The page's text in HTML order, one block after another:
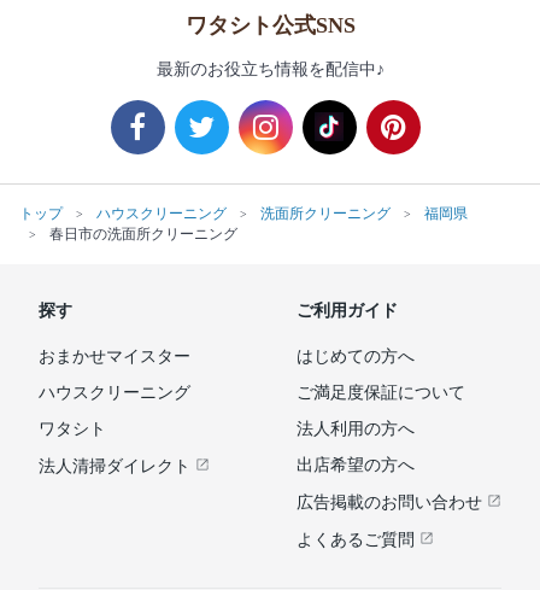
ワタシト公式SNS
最新のお役立ち情報を配信中♪
トップ ハウスクリーニング 洗面所クリーニング
福岡県
春日市の洗面所クリーニング
探す
おまかせマイスター
ハウスクリーニング
ワタシト
法人清掃ダイレクト
ご利用ガイド
はじめての方へ
ご満足度保証について
法人利用の方へ
出店希望の方へ
広告掲載のお問い合わせ
よくあるご質問